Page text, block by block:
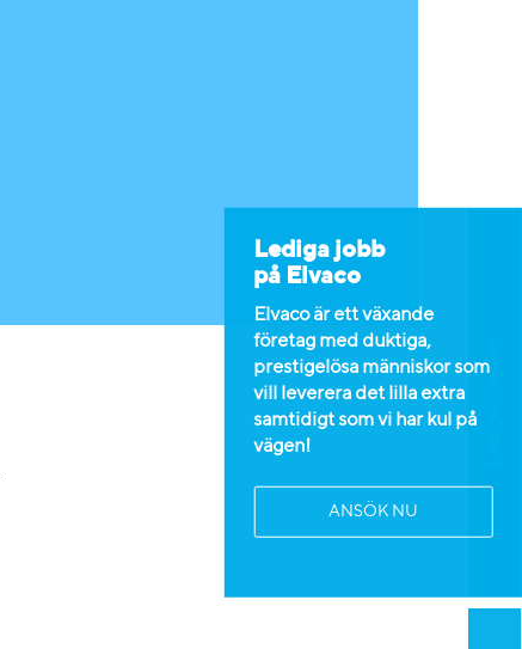
Lediga tjänster
Lediga jobb
på Elvaco
Elvaco är ett växande
företag med duktiga,
prestigelösa människor som
vill leverera det lilla extra
samtidigt som vi har kul på
vägen!
ANSÖK NU